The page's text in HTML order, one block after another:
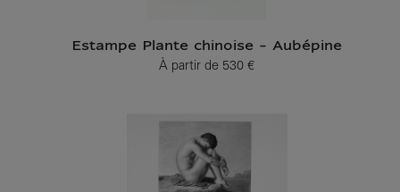
Estampe Plante chinoise - Aubépine
À partir dePrix ​​actuel
530 €